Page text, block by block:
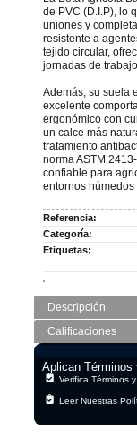
Descripción
Calificaciones
de PVC (D.I.P), lo
uniones y
resistente a
tejido circular,
jornadas de trabajo.
Además, su suela
excelente
ergonómico con
un calce más
tratamiento
norma ASTM
confiable para
entornos
Referencia:
Categoría:
Etiquetas:
Aplican Términos
Verifica Términos
Leer Nuestras